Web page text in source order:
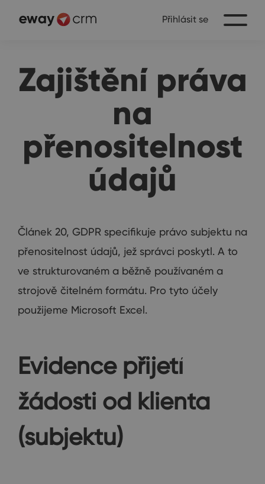
Přihlásit se
Zajištění práva
na
přenositelnost
údajů
Článek 20, GDPR specifikuje právo subjektu na
přenositelnost údajů, jež správci poskytl. A to
ve strukturovaném a běžně používaném a
strojově čitelném formátu. Pro tyto účely
použijeme Microsoft Excel.
Evidence přijetí
žádosti od klienta
(subjektu)